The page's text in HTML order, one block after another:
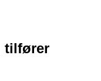
tilfører